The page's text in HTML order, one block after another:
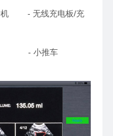
机 - 无线充电板/充
座 - 小推车